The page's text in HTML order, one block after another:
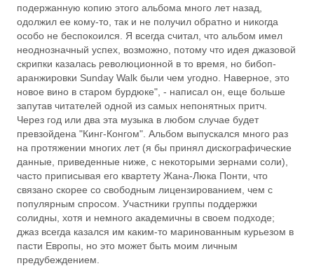
подержанную копию этого альбома много лет назад,
одолжил ее кому-то, так и не получил обратно и никогда
особо не беспокоился. Я всегда считал, что альбом имел
неоднозначный успех, возможно, потому что идея джазовой
скрипки казалась революционной в то время, но бибоп-
аранжировки Sunday Walk были чем угодно. Наверное, это
новое вино в старом бурдюке", - написал он, еще больше
запутав читателей одной из самых непонятных притч.
Через год или два эта музыка в любом случае будет
превзойдена "Кинг-Конгом". Альбом выпускался много раз
на протяжении многих лет (я бы принял дискографические
данные, приведенные ниже, с некоторыми зернами соли),
часто приписывая его квартету Жана-Люка Понти, что
связано скорее со свободным лицензированием, чем с
популярным спросом. Участники группы поддержки
солидны, хотя и немного академичны в своем подходе;
джаз всегда казался им каким-то маринованным курьезом в
пасти Европы, но это может быть моим личным
предубеждением.